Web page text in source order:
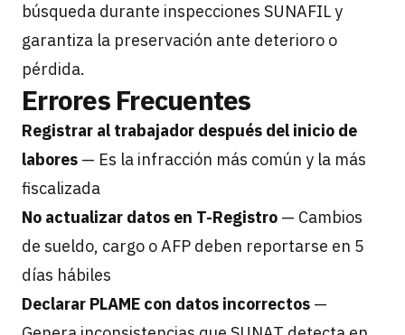
búsqueda durante inspecciones SUNAFIL y
garantiza la preservación ante deterioro o
pérdida.
Errores Frecuentes
Registrar al trabajador después del inicio de
labores — Es la infracción más común y la más
fiscalizada
No actualizar datos en T-Registro — Cambios
de sueldo, cargo o AFP deben reportarse en 5
días hábiles
Declarar PLAME con datos incorrectos —